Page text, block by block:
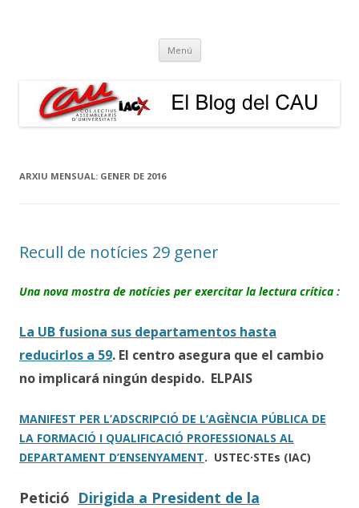
Menú Vés
contingut
ARXIU MENSUAL: GENER DE 2016
Recull de notícies 29 gener
Una nova mostra de notícies per exercitar la lectura crítica :
La UB fusiona sus departamentos hasta
reducirlos a 59. El centro asegura que el cambio
no implicará ningún despido. ELPAIS
MANIFEST PER L’ADSCRIPCIÓ DE L’AGÈNCIA PÚBLICA DE
LA FORMACIÓ I QUALIFICACIÓ PROFESSIONALS AL
DEPARTAMENT D’ENSENYAMENT. USTEC·STEs (IAC)
Petició Dirigida a President de la